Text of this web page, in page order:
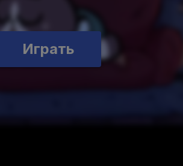
Играть